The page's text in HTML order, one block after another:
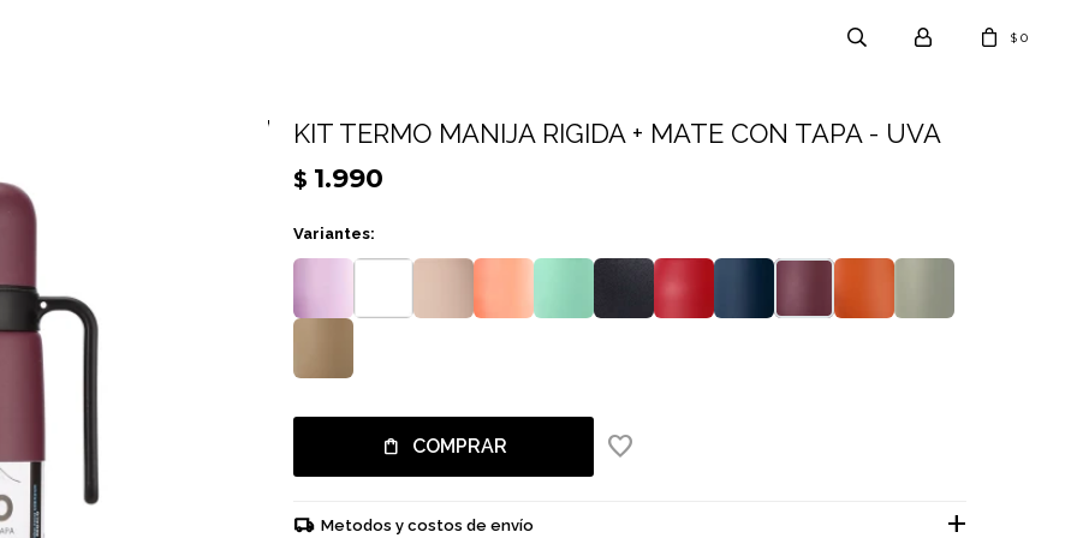
$ 0
KIT TERMO MANIJA RIGIDA + MATE CON TAPA - UVA
$ 1.990
Variantes:
COMPRAR
Metodos y costos de envío